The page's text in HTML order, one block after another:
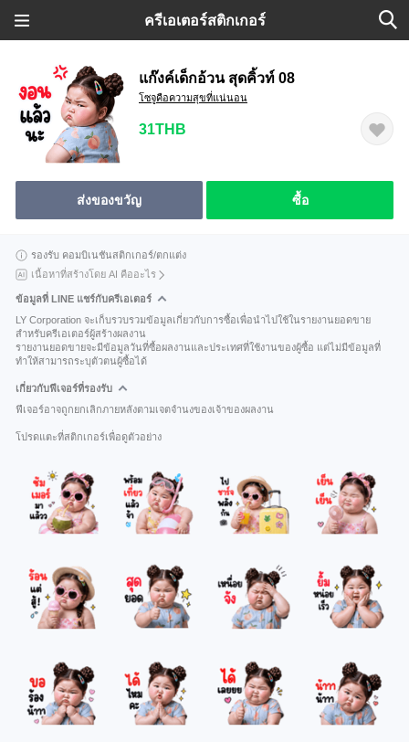
ครีเอเตอร์สติกเกอร์
แก๊งค์เด็กอ้วน สุดคิ้วท์ 08
โซจูคือความสุขที่แน่นอน
31THB
ส่งของขวัญ ซื้อ
รองรับ คอมบิเนชันสติกเกอร์/ตกแต่ง
เนื้อหาที่สร้างโดย AI คืออะไร
ข้อมูลที่ LINE แชร์กับครีเอเตอร์
LY Corporation จะเก็บรวบรวมข้อมูลเกี่ยวกับการซื้อเพื่อนำไปใช้ในรายงานยอดขาย
สำหรับครีเอเตอร์ผู้สร้างผลงาน
รายงานยอดขายจะมีข้อมูลวันที่ซื้อผลงานและประเทศที่ใช้งานของผู้ซื้อ แต่ไม่มีข้อมูลที่
ทำให้สามารถระบุตัวตนผู้ซื้อได้
เกี่ยวกับฟีเจอร์ที่รองรับ
ฟีเจอร์อาจถูกยกเลิกภายหลังตามเจตจำนงของเจ้าของผลงาน
โปรดแตะที่สติกเกอร์เพื่อดูตัวอย่าง